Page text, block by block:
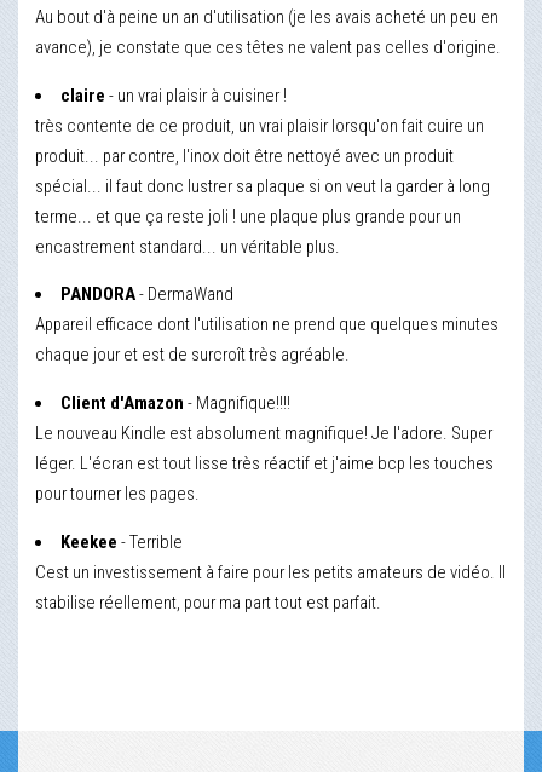
Au bout d'à peine un an d'utilisation (je les avais acheté un peu en
avance), je constate que ces têtes ne valent pas celles d'origine.
claire - un vrai plaisir à cuisiner !
très contente de ce produit, un vrai plaisir lorsqu'on fait cuire un
produit... par contre, l'inox doit être nettoyé avec un produit
spécial... il faut donc lustrer sa plaque si on veut la garder à long
terme... et que ça reste joli ! une plaque plus grande pour un
encastrement standard... un véritable plus.
PANDORA- DermaWand
Appareil efficace dont l'utilisation ne prend que quelques minutes
chaque jour et est de surcroît très agréable.
Client d'Amazon - Magnifique!!!!
Le nouveau Kindle est absolument magnifique! Je l'adore. Super
léger. L'écran est tout lisse très réactif et j'aime bcp les touches
pour tourner les pages.
Keekee - Terrible
Cest un investissement à faire pour les petits amateurs de vidéo. Il
stabilise réellement, pour ma part tout est parfait.